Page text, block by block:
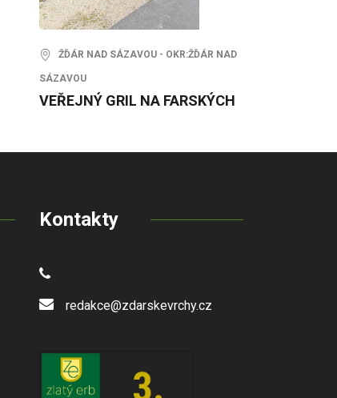
ŽĎÁR NAD SÁZAVOU - OKR:ŽĎÁR NAD
SÁZAVOU
VEŘEJNÝ GRIL NA FARSKÝCH
Kontakty
redakce@zdarskevrchy.cz